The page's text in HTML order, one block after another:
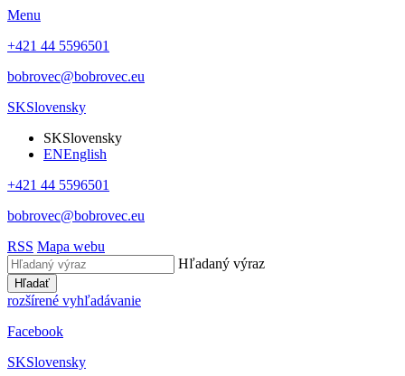
Menu
+421 44 5596501
bobrovec@bobrovec.eu
SKSlovensky
SKSlovensky
ENEnglish
+421 44 5596501
bobrovec@bobrovec.eu
RSS Mapa webu
Hľadaný výraz
Hľadať
rozšírené vyhľadávanie
Facebook
SKSlovensky